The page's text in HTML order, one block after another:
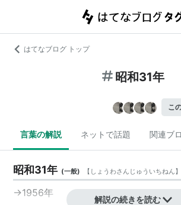
はてなブログ トップ
昭和31年
こ
言葉の解説 ネットで話題 関連ブ
昭和31年 (一般) 【 しょうわさんじゅういちねん】
→1956年
解説の続きを読む